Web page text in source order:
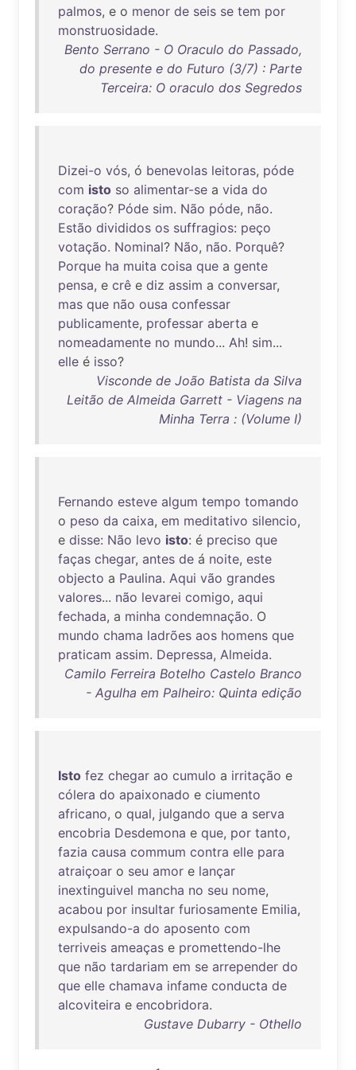
palmos, e o menor de seis se tem por
monstruosidade.
Bento Serrano - O Oraculo do Passado,
do presente e do Futuro (3/7) : Parte
Terceira: O oraculo dos Segredos
Dizei-o vós, ó benevolas leitoras, póde
com isto so alimentar-se a vida do
coração? Póde sim. Não póde, não.
Estão divididos os suffragios: peço
votação. Nominal? Não, não. Porquê?
Porque ha muita coisa que a gente
pensa, e crê e diz assim a conversar,
mas que não ousa confessar
publicamente, professar aberta e
nomeadamente no mundo... Ah! sim...
elle é isso?
Visconde de João Batista da Silva
Leitão de Almeida Garrett - Viagens na
Minha Terra : (Volume I)
Fernando esteve algum tempo tomando
o peso da caixa, em meditativo silencio,
e disse: Não levo isto: é preciso que
faças chegar, antes de á noite, este
objecto a Paulina. Aqui vão grandes
valores... não levarei comigo, aqui
fechada, a minha condemnação. O
mundo chama ladrões aos homens que
praticam assim. Depressa, Almeida.
Camilo Ferreira Botelho Castelo Branco
- Agulha em Palheiro: Quinta edição
Isto fez chegar ao cumulo a irritação e
cólera do apaixonado e ciumento
africano, o qual, julgando que a serva
encobria Desdemona e que, por tanto,
fazia causa commum contra elle para
atraiçoar o seu amor e lançar
inextinguivel mancha no seu nome,
acabou por insultar furiosamente Emilia,
expulsando-a do aposento com
terriveis ameaças e promettendo-lhe
que não tardariam em se arrepender do
que elle chamava infame conducta de
alcoviteira e encobridora.
Gustave Dubarry - Othello